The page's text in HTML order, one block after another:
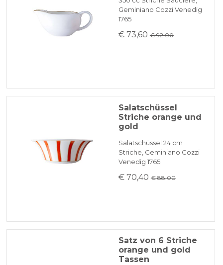
Geminiano Cozzi Venedig
1765
€ 73,60 € 92.00
Salatschüssel
Striche orange und
gold
Salatschüssel 24 cm
Striche, Geminiano Cozzi
Venedig 1765
€ 70,40 € 88.00
Satz von 6 Striche
orange und gold
Tassen